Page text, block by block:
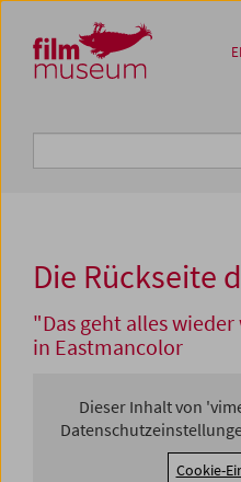
Zum Inhalt
Zum Hauptmenü
Zur Servicenavigation
Zum Suche
Die Rückseite
"Das geht alles
in Eastmancolor
Dieser Inhalt von
Cookie-